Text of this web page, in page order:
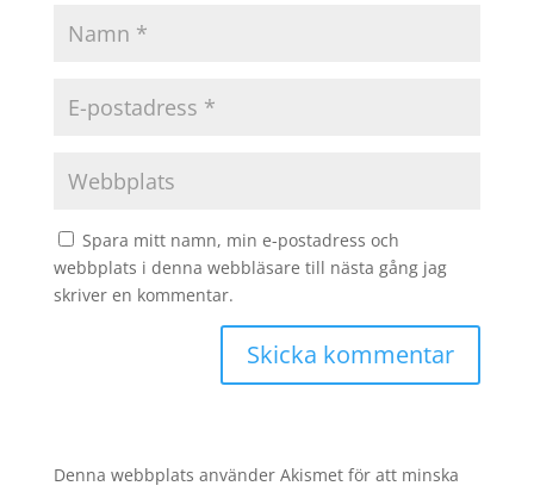
Spara mitt namn, min e-postadress och
webbplats i denna webbläsare till nästa gång jag
skriver en kommentar.
Denna webbplats använder Akismet för att minska